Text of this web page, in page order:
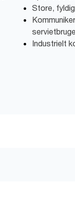
Store,
Industrielt